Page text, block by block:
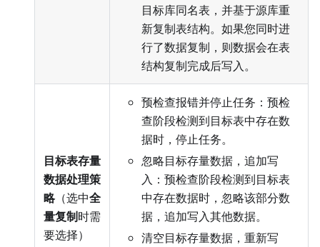
目标库同名表，并基于源库重
新复制表结构。如果您同时进
行了数据复制，则数据会在表
结构复制完成后写入。
目标表存量
数据处理策
略（选中全
量复制时需
要选择）
预检查报错并停止任务：预检
查阶段检测到目标表中存在数
据时，停止任务。
忽略目标存量数据，追加写
入：预检查阶段检测到目标表
中存在数据时，忽略该部分数
据，追加写入其他数据。
清空目标存量数据，重新写